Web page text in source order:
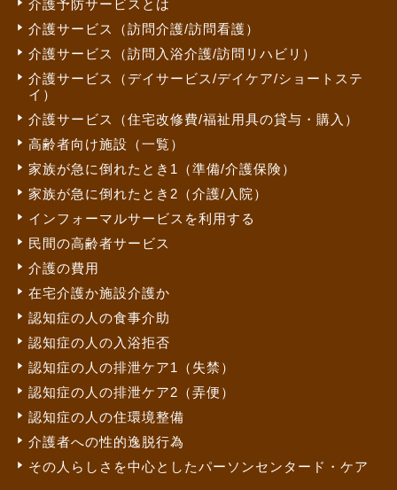
介護予防サービスとは
介護サービス（訪問介護/訪問看護）
介護サービス（訪問入浴介護/訪問リハビリ）
介護サービス（デイサービス/デイケア/ショートステ
イ）
介護サービス（住宅改修費/福祉用具の貸与・購入）
高齢者向け施設（一覧）
家族が急に倒れたとき1（準備/介護保険）
家族が急に倒れたとき2（介護/入院）
インフォーマルサービスを利用する
民間の高齢者サービス
介護の費用
在宅介護か施設介護か
認知症の人の食事介助
認知症の人の入浴拒否
認知症の人の排泄ケア1（失禁）
認知症の人の排泄ケア2（弄便）
認知症の人の住環境整備
介護者への性的逸脱行為
その人らしさを中心としたパーソンセンタード・ケア